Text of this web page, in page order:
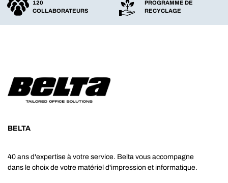
120
COLLABORATEURS
PROGRAMME DE
RECYCLAGE
BELTA
40 ans d'expertise à votre service. Belta vous accompagne
dans le choix de votre matériel d'impression et informatique.